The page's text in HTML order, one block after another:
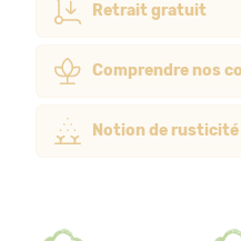
Retrait gratuit
Comprendre nos
Notion de rusticité